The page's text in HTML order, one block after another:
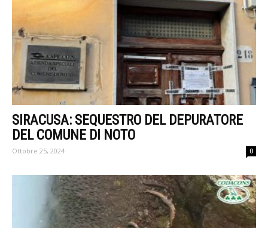
SIRACUSA: SEQUESTRO DEL DEPURATORE
DEL COMUNE DI NOTO
Ottobre 25, 2024 0